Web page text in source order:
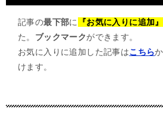
記事の最下部に 『お気に入りに追加
た。 ブックマークができます。
お気に入りに追加した記事はこちら
けます。